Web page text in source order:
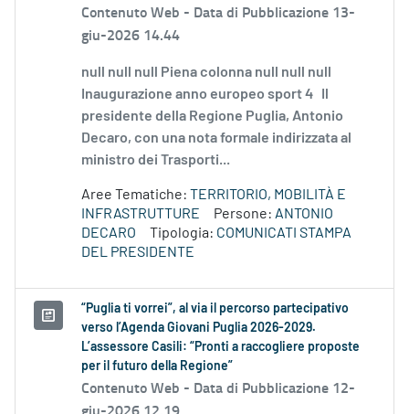
Contenuto Web - Data di Pubblicazione 13-
giu-2026 14.44
null null null Piena colonna null null null
Inaugurazione anno europeo sport 4 Il
presidente della Regione Puglia, Antonio
Decaro, con una nota formale indirizzata al
ministro dei Trasporti...
Aree Tematiche: TERRITORIO, MOBILITÀ E
INFRASTRUTTURE
Persone: ANTONIO
DECARO
Tipologia: COMUNICATI STAMPA
DEL PRESIDENTE
“Puglia ti vorrei”, al via il percorso partecipativo
verso l’Agenda Giovani Puglia 2026-2029.
L’assessore Casili: “Pronti a raccogliere proposte
per il futuro della Regione”
Contenuto Web - Data di Pubblicazione 12-